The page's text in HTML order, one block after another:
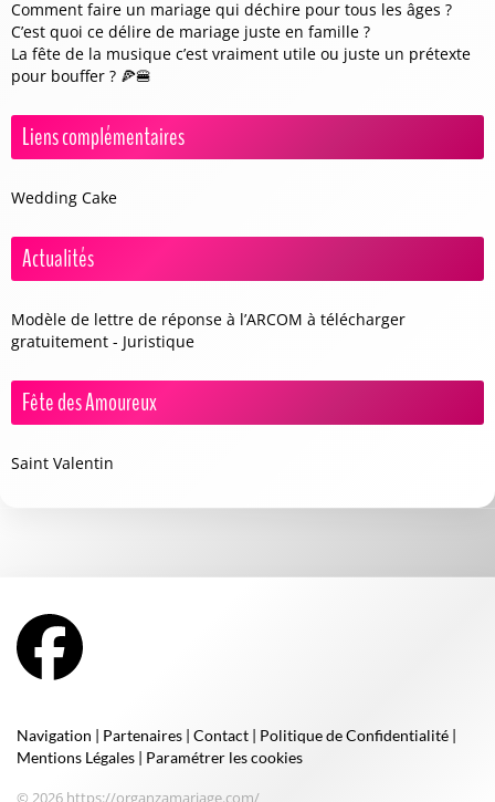
Comment faire un mariage qui déchire pour tous les âges ?
C’est quoi ce délire de mariage juste en famille ?
La fête de la musique c’est vraiment utile ou juste un prétexte
pour bouffer ? 🍕🍔
Liens complémentaires
Wedding Cake
Actualités
Modèle de lettre de réponse à l’ARCOM à télécharger
gratuitement - Juristique
Fête des Amoureux
Saint Valentin
Navigation | Partenaires | Contact | Politique de Confidentialité |
Mentions Légales | Paramétrer les cookies
© 2026 https://organzamariage.com/